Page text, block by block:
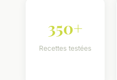
350+
Recettes testées